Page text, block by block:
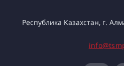
Республика Казахстан, г.